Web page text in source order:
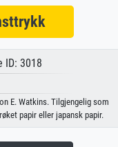
3018
E. Watkins. Tilgjengelig som
papir eller japansk papir.